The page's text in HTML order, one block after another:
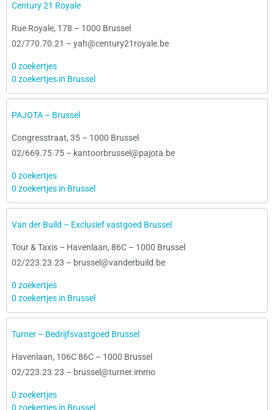
Century 21 Royale
Rue Royale, 178 – 1000 Brussel
02/770.70.21 – yah@century21royale.be
0 zoekertjes
0 zoekertjes in Brussel
PAJOTA – Brussel
Congresstraat, 35 – 1000 Brussel
02/669.75.75 – kantoorbrussel@pajota.be
0 zoekertjes
0 zoekertjes in Brussel
Van der Build – Exclusief vastgoed Brussel
Tour & Taxis – Havenlaan, 86C – 1000 Brussel
02/223.23.23 – brussel@vanderbuild.be
0 zoekertjes
0 zoekertjes in Brussel
Turner – Bedrijfsvastgoed Brussel
Havenlaan, 106C 86C – 1000 Brussel
02/223.23.23 – brussel@turner.immo
0 zoekertjes